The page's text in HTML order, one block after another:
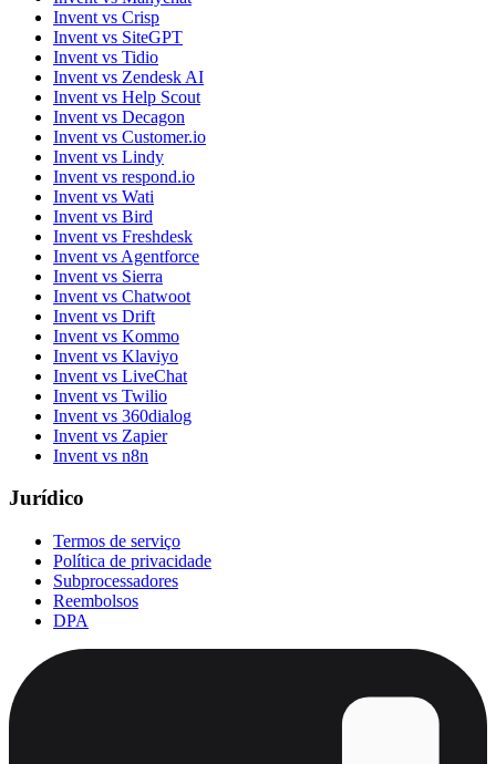
Invent vs Crisp
Invent vs SiteGPT
Invent vs Tidio
Invent vs Zendesk AI
Invent vs Help Scout
Invent vs Decagon
Invent vs Customer.io
Invent vs Lindy
Invent vs respond.io
Invent vs Wati
Invent vs Bird
Invent vs Freshdesk
Invent vs Agentforce
Invent vs Sierra
Invent vs Chatwoot
Invent vs Drift
Invent vs Kommo
Invent vs Klaviyo
Invent vs LiveChat
Invent vs Twilio
Invent vs 360dialog
Invent vs Zapier
Invent vs n8n
Jurídico
Termos de serviço
Política de privacidade
Subprocessadores
Reembolsos
DPA